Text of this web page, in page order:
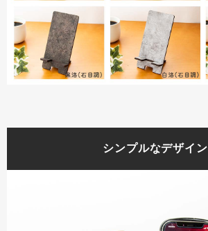
シンプルなデザイン